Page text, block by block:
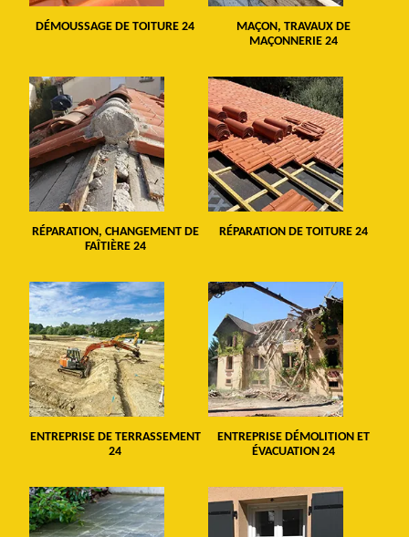
DÉMOUSSAGE DE TOITURE 24
MAÇON, TRAVAUX DE
MAÇONNERIE 24
RÉPARATION, CHANGEMENT DE
FAÎTIÈRE 24
RÉPARATION DE TOITURE 24
ENTREPRISE DE TERRASSEMENT
24
ENTREPRISE DÉMOLITION ET
ÉVACUATION 24